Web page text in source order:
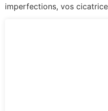
imperfections, vos